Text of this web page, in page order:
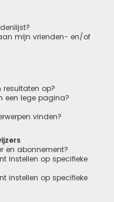
mijn vrienden- en/of
op?
een lege pagina?
vinden?
en abonnement?
instellen op specifieke
instellen op specifieke